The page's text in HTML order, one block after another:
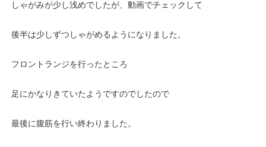
しゃがみが少し浅めでしたが、動画でチェックして
後半は少しずつしゃがめるようになりました。
フロントランジを行ったところ
足にかなりきていたようですのでしたので
最後に腹筋を行い終わりました。